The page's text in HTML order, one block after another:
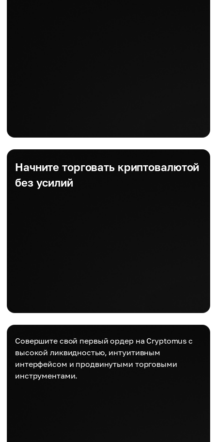
Начните торговать криптовалютой
без усилий
Совершите свой первый ордер на Cryptomus с
высокой ликвидностью, интуитивным
интерфейсом и продвинутыми торговыми
инструментами.